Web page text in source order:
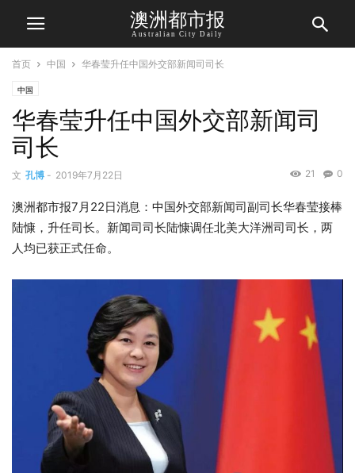
澳洲都市报
Australian City Daily
首页 中国 华春莹升任中国外交部新闻司司长
中国
华春莹升任中国外交部新闻司
司长
文 孔博 - 2019年7月22日 0
21
澳洲都市报7月22日消息：中国外交部新闻司副司长华春莹接棒
陆慷，升任司长。新闻司司长陆慷调任北美大洋洲司司长，两
人均已获正式任命。